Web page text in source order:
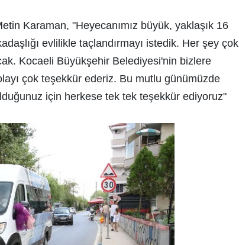
Karaman, "Heyecanımız büyük, yaklaşık 16
evlilikle taçlandırmayı istedik. Her şey çok
Kocaeli Büyükşehir Belediyesi'nin bizlere
çok teşekkür ederiz. Bu mutlu günümüzde
için herkese tek tek teşekkür ediyoruz"